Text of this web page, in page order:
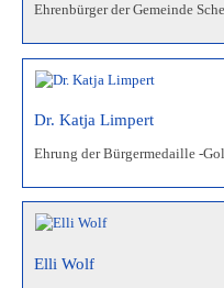
Ehrenbürger der Gemeinde
Dr. Katja Limpert
Ehrung der Bürgermedaille -
Elli Wolf